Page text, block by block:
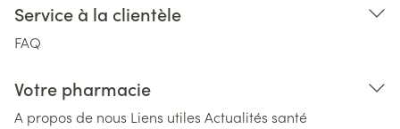
Service à la clientèle
FAQ
Votre pharmacie
A propos de nous Liens utiles Actualités santé